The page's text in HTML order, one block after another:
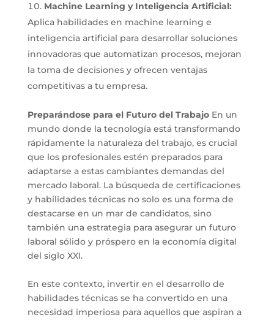
Machine Learning y Inteligencia Artificial:
Aplica habilidades en machine learning e
inteligencia artificial para desarrollar soluciones
innovadoras que automatizan procesos, mejoran
la toma de decisiones y ofrecen ventajas
competitivas a tu empresa.
Preparándose para el Futuro del TrabajoEn un
mundo donde la tecnología está transformando
rápidamente la naturaleza del trabajo, es crucial
que los profesionales estén preparados para
adaptarse a estas cambiantes demandas del
mercado laboral. La búsqueda de certificaciones
y habilidades técnicas no solo es una forma de
destacarse en un mar de candidatos, sino
también una estrategia para asegurar un futuro
laboral sólido y próspero en la economía digital
del siglo XXI.
En este contexto, invertir en el desarrollo de
habilidades técnicas se ha convertido en una
necesidad imperiosa para aquellos que aspiran a